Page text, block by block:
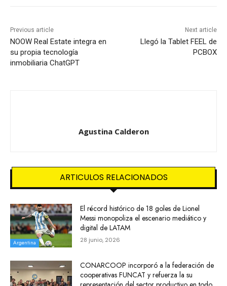
Previous article
NOOW Real Estate integra en
su propia tecnología
inmobiliaria ChatGPT
Next article
Llegó la Tablet FEEL de
PCBOX
Agustina Calderon
ARTICULOS RELACIONADOS
Argentina
El récord histórico de 18 goles de Lionel
Messi monopoliza el escenario mediático y
digital de LATAM
28 junio, 2026
CONARCOOP incorporó a la federación de
cooperativas FUNCAT y refuerza la su